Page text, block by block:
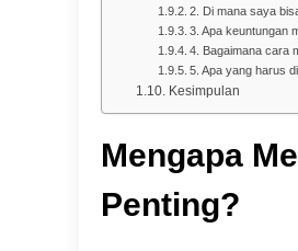
2. Di mana saya
3. Apa keuntungan
4. Bagaimana cara
5. Apa yang harus
Kesimpulan
Mengapa
Penting?